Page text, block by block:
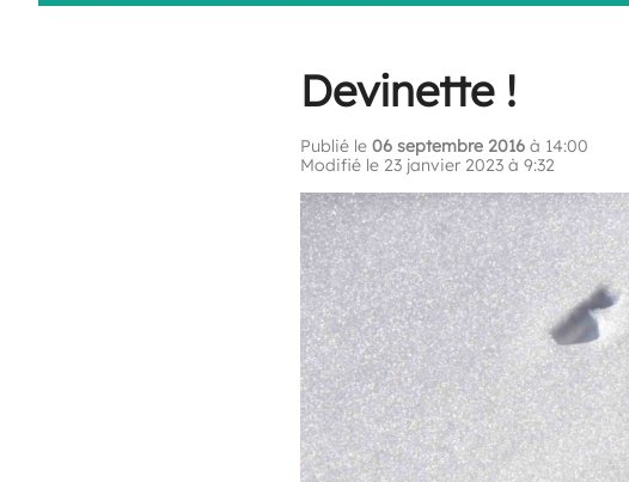
Devinette !
Publié le 06 septembre 2016 à 14:00
Modifié le 23 janvier 2023 à 9:32